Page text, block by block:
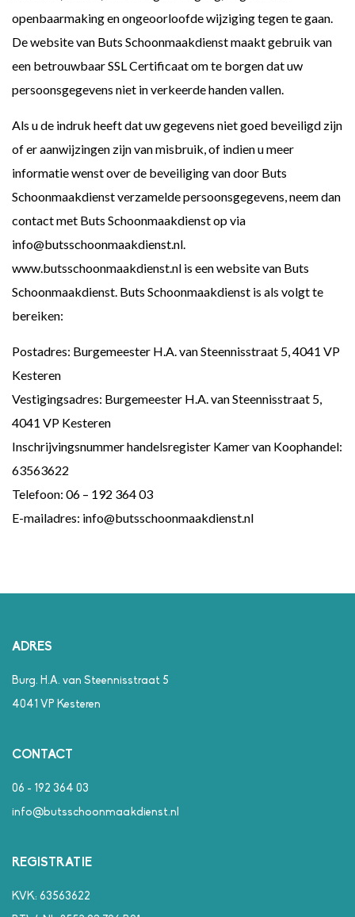
openbaarmaking en ongeoorloofde wijziging tegen te gaan.
De website van Buts Schoonmaakdienst maakt gebruik van
een betrouwbaar SSL Certificaat om te borgen dat uw
persoonsgegevens niet in verkeerde handen vallen.
Als u de indruk heeft dat uw gegevens niet goed beveiligd zijn
of er aanwijzingen zijn van misbruik, of indien u meer
informatie wenst over de beveiliging van door Buts
Schoonmaakdienst verzamelde persoonsgegevens, neem dan
contact met Buts Schoonmaakdienst op via
info@butsschoonmaakdienst.nl.
www.butsschoonmaakdienst.nl is een website van Buts
Schoonmaakdienst. Buts Schoonmaakdienst is als volgt te
bereiken:
Postadres: Burgemeester H.A. van Steennisstraat 5, 4041 VP
Kesteren
Vestigingsadres: Burgemeester H.A. van Steennisstraat 5,
4041 VP Kesteren
Inschrijvingsnummer handelsregister Kamer van Koophandel:
63563622
Telefoon: 06 – 192 364 03
E-mailadres: info@butsschoonmaakdienst.nl
ADRES
Burg. H.A. van Steennisstraat 5
4041 VP Kesteren
CONTACT
06 - 192 364 03
info@butsschoonmaakdienst.nl
REGISTRATIE
KVK: 63563622